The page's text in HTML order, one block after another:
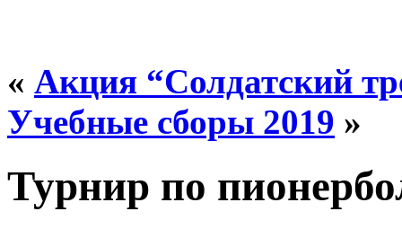
« Акция “Солдатский
Учебные сборы 2019 »
Турнир по